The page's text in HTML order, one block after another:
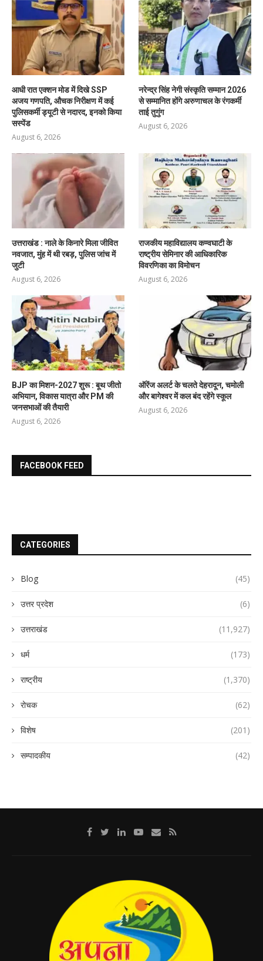
आधी रात एक्शन मोड में दिखे SSP
अजय गणपति, औचक निरीक्षण में कई
पुलिसकर्मी ड्यूटी से नदारद, इनको किया
सस्पेंड
August 6, 2026
नरेन्द्र सिंह नेगी संस्कृति सम्मान 2026
से सम्मानित होंगे अरुणाचल के रंगकर्मी
ताई तुगुंग
August 6, 2026
उत्तराखंड : नाले के किनारे मिला जीवित
नवजात, मुंह में थी रबड़, पुलिस जांच में
जुटी
August 6, 2026
राजकीय महाविद्यालय कण्वघाटी के
राष्ट्रीय सेमिनार की आधिकारिक
विवरणिका का विमोचन
August 6, 2026
BJP का मिशन-2027 शुरू : बूथ जीतो
अभियान, विकास यात्रा और PM की
जनसभाओं की तैयारी
August 6, 2026
ऑरेंज अलर्ट के चलते देहरादून, चमोली
और बागेश्वर में कल बंद रहेंगे स्कूल
August 6, 2026
FACEBOOK FEED
CATEGORIES
Blog (45)
उत्तर प्रदेश (6)
उत्तराखंड (11,927)
धर्म (173)
राष्ट्रीय (1,370)
रोचक (62)
विशेष (201)
सम्पादकीय (42)